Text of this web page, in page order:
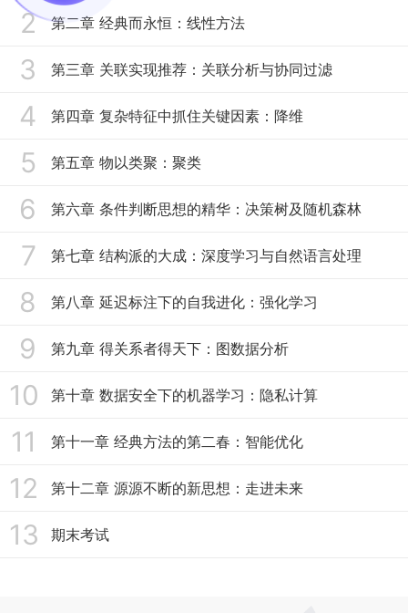
published a total of 52 papers and 23
monographs/textbooks, and led 13
research projects. He has participated in
policy consultation, suggestions and
care finance, financial technology, wealth
awarded the second batch of national
teams, proposed the universal quality of
direction. Research interests include
intelligence, elderly care planning and
wealth management, insurance and
individuals and family inheritance, etc.
https://sf.cufe.edu.cn/info/1112/8862.htm.
2 第二章 经典而永恒：线性方法
3 第三章 关联实现推荐：关联分析与协同过滤
4 第四章 复杂特征中抓住关键因素：降维
5 第五章 物以类聚：聚类
6 第六章 条件判断思想的精华：决策树及随机森林
7 第七章 结构派的大成：深度学习与自然语言处理
8 第八章 延迟标注下的自我进化：强化学习
9 第九章 得关系者得天下：图数据分析
10 第十章 数据安全下的机器学习：隐私计算
11 第十一章 经典方法的第二春：智能优化
12 第十二章 源源不断的新思想：走进未来
13 期末考试